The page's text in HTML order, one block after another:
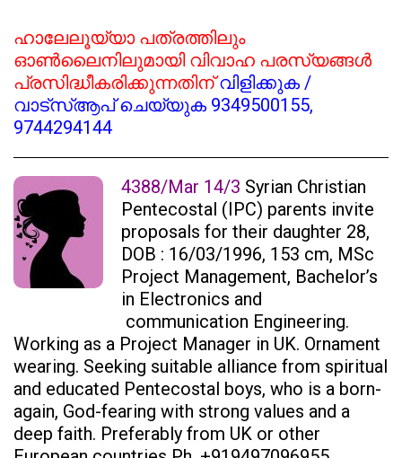
ഹാലേലൂയ്യാ പത്രത്തിലും
ഓൺലൈനിലുമായി വിവാഹ പരസ്യങ്ങൾ
പ്രസിദ്ധീകരിക്കുന്നതിന്വിളിക്കുക /
വാട്സ്ആപ് ചെയ്യുക 9349500155,
9744294144
4388/Mar 14/3 Syrian Christian
Pentecostal (IPC) parents invite
proposals for their daughter 28,
DOB : 16/03/1996, 153 cm, MSc
Project Management, Bachelor’s
in Electronics and
communication Engineering.
Working as a Project Manager in UK. Ornament
wearing. Seeking suitable alliance from spiritual
and educated Pentecostal boys, who is a born-
again, God-fearing with strong values and a
deep faith. Preferably from UK or other